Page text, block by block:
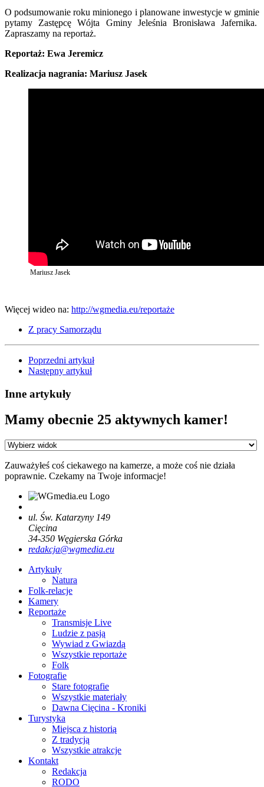
O podsumowanie roku minionego i planowane inwestycje w gminie
pytamy Zastępcę Wójta Gminy Jeleśnia Bronisława Jafernika.
Zapraszamy na reportaż.
Reportaż: Ewa Jeremicz
Realizacja nagrania: Mariusz Jasek
Mariusz Jasek
Więcej wideo na: http://wgmedia.eu/reportaże
Z pracy Samorządu
Poprzedni artykuł
Następny artykuł
Inne artykuły
Mamy obecnie 25 aktywnych kamer!
Zauważyłeś coś ciekawego na kamerze, a może coś nie działa
poprawnie. Czekamy na Twoje informacje!
ul. Św. Katarzyny 149
Cięcina
34-350 Węgierska Górka
redakcja@wgmedia.eu
Artykuły
Natura
Folk-relacje
Kamery
Reportaże
Transmisje Live
Ludzie z pasją
Wywiad z Gwiazdą
Wszystkie reportaże
Folk
Fotografie
Stare fotografie
Wszystkie materiały
Dawna Cięcina - Kroniki
Turystyka
Miejsca z historią
Z tradycją
Wszystkie atrakcje
Kontakt
Redakcja
RODO